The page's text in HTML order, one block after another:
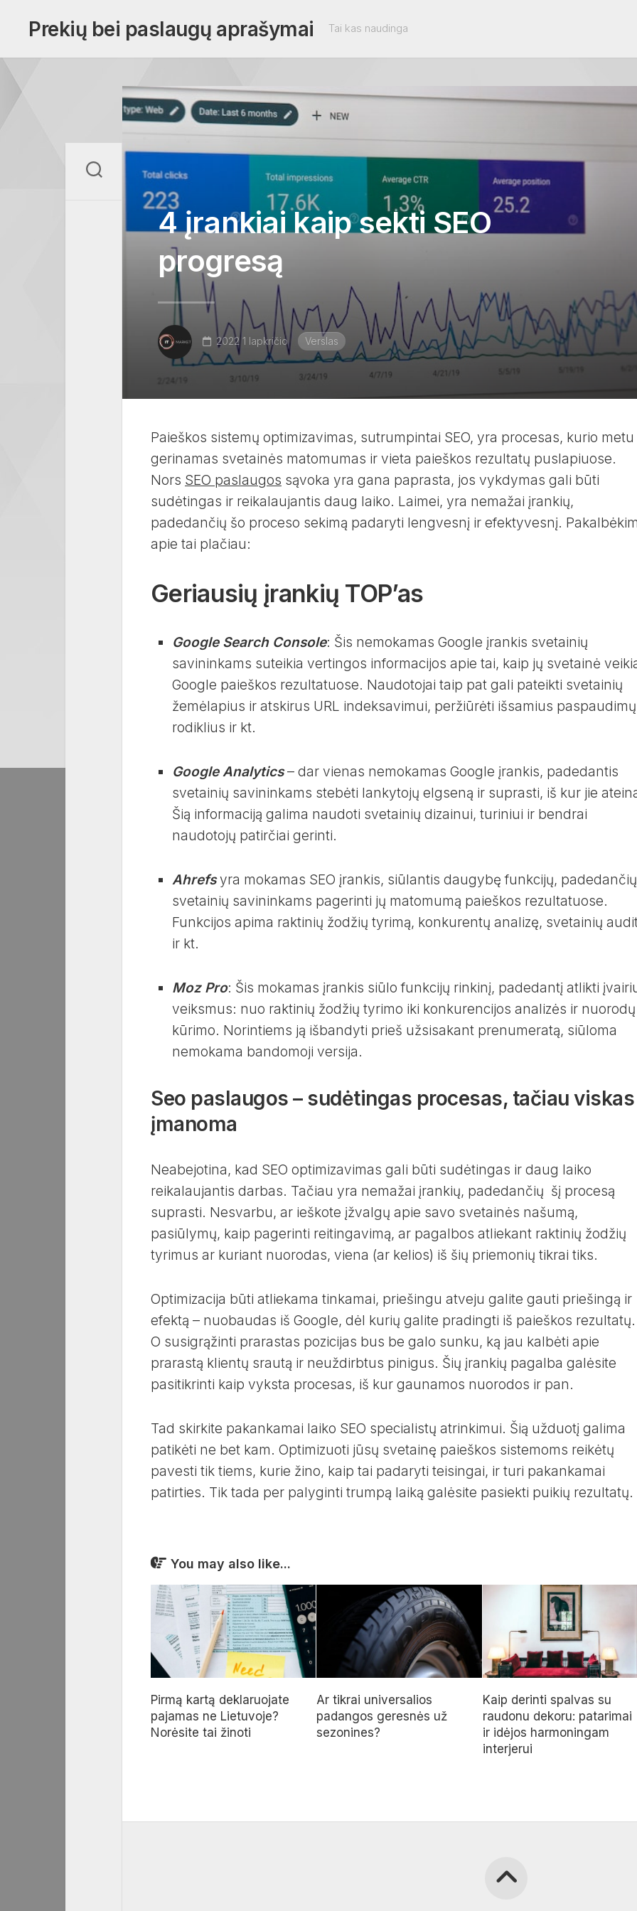
contentPrekių bei paslaugų aprašymai Tai kas naudinga
4 įrankiai kaip sekti SEO
progresą
2022 1 lapkričio Verslas
Paieškos sistemų optimizavimas, sutrumpintai SEO, yra procesas, kurio metu
gerinamas svetainės matomumas ir vieta paieškos rezultatų puslapiuose.
Nors SEO paslaugos sąvoka yra gana paprasta, jos vykdymas gali būti
sudėtingas ir reikalaujantis daug laiko. Laimei, yra nemažai įrankių,
padedančių šo proceso sekimą padaryti lengvesnį ir efektyvesnį.
apie tai plačiau:
Geriausių įrankių TOP’as
Google Search Console: Šis nemokamas Google įrankis svetainių
savininkams suteikia vertingos informacijos apie tai, kaip jų svetainė
Google paieškos rezultatuose. Naudotojai taip pat gali pateikti svetainių
žemėlapius ir atskirus URL indeksavimui, peržiūrėti išsamius paspaudimų
rodiklius ir kt.
Google Analytics– dar vienas nemokamas Google įrankis, padedantis
svetainių savininkams stebėti lankytojų elgseną ir suprasti, iš kur jie
Šią informaciją galima naudoti svetainių dizainui, turiniui ir bendrai
naudotojų patirčiai gerinti.
Ahrefs yra mokamas SEO įrankis, siūlantis daugybę funkcijų, padedančių
svetainių savininkams pagerinti jų matomumą paieškos rezultatuose.
Funkcijos apima raktinių žodžių tyrimą, konkurentų analizę, svetainių
ir kt.
Moz Pro: Šis mokamas įrankis siūlo funkcijų rinkinį, padedantį atlikti
veiksmus: nuo raktinių žodžių tyrimo iki konkurencijos analizės ir nuorodų
kūrimo. Norintiems ją išbandyti prieš užsisakant prenumeratą, siūloma
nemokama bandomoji versija.
Seo paslaugos – sudėtingas procesas, tačiau viskas
įmanoma
Neabejotina, kad SEO optimizavimas gali būti sudėtingas ir daug laiko
reikalaujantis darbas. Tačiau yra nemažai įrankių, padedančių šį procesą
suprasti. Nesvarbu, ar ieškote įžvalgų apie savo svetainės našumą,
pasiūlymų, kaip pagerinti reitingavimą, ar pagalbos atliekant raktinių žodžių
tyrimus ar kuriant nuorodas, viena (ar kelios) iš šių priemonių tikrai tiks.
Optimizacija būti atliekama tinkamai, priešingu atveju galite gauti priešingą ir
efektą – nuobaudas iš Google, dėl kurių galite pradingti iš paieškos rezultatų.
O susigrąžinti prarastas pozicijas bus be galo sunku, ką jau kalbėti apie
prarastą klientų srautą ir neuždirbtus pinigus. Šių įrankių pagalba galėsite
pasitikrinti kaip vyksta procesas, iš kur gaunamos nuorodos ir pan.
Tad skirkite pakankamai laiko SEO specialistų atrinkimui. Šią užduotį galima
patikėti ne bet kam. Optimizuoti jūsų svetainę paieškos sistemoms reikėtų
pavesti tik tiems, kurie žino, kaip tai padaryti teisingai, ir turi pakankamai
patirties. Tik tada per palyginti trumpą laiką galėsite pasiekti puikių rezultatų.
You may also like...
Pirmą kartą deklaruojate
pajamas ne Lietuvoje?
Norėsite tai žinoti
Ar tikrai universalios
padangos geresnės už
sezonines?
Kaip derinti spalvas su
raudonu dekoru: patarimai
ir idėjos harmoningam
interjerui